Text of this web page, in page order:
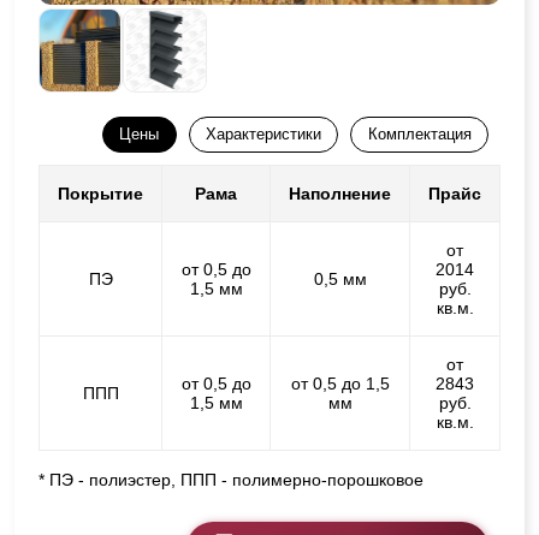
Цены Характеристики Комплектация
Покрытие Рама Наполнение Прайс
ПЭ
от 0,5 до
1,5 мм
0,5 мм
от
2014
руб.
кв.м.
ППП
от 0,5 до
1,5 мм
от 0,5 до 1,5
мм
от
2843
руб.
кв.м.
* ПЭ - полиэстер, ППП - полимерно-порошковое